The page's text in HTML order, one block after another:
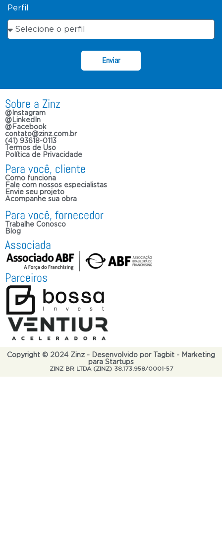
Perfil
Enviar
Sobre a Zinz
@Instagram
@LinkedIn
@Facebook
contato@zinz.com.br
(41) 93618-0113
Termos de Uso
Política de Privacidade
Para você, cliente
Como funciona
Fale com nossos especialistas
Envie seu projeto
Acompanhe sua obra
Para você, fornecedor
Trabalhe Conosco
Blog
Associada
Parceiros
Copyright © 2024 Zinz - Desenvolvido por Tagbit - Marketing
para Startups
ZINZ BR LTDA (ZINZ) 38.173.958/0001-57